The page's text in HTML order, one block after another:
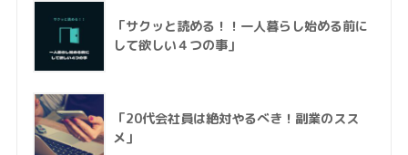
「サクッと読める！！一人暮らし始める前に
して欲しい４つの事」
「20代会社員は絶対やるべき！副業のスス
メ」